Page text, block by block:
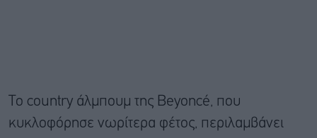
Το country άλμπουμ της Beyoncé, που
κυκλοφόρησε νωρίτερα φέτος, περιλαμβάνει